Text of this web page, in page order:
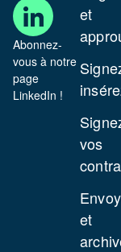
Abonnez-
vous à notre
page
LinkedIn !
et
vos
et